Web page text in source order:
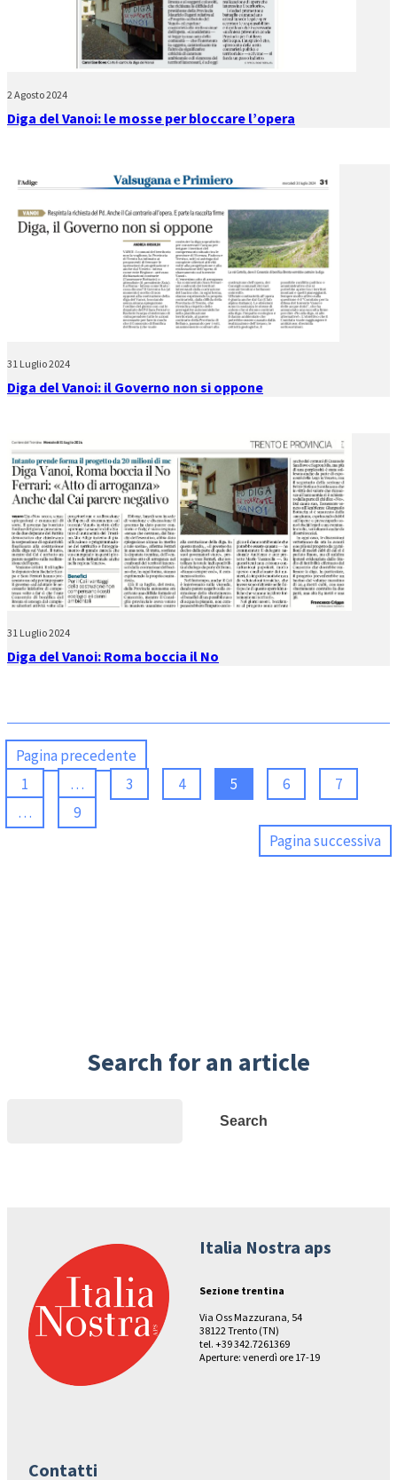
2 Agosto 2024
Diga del Vanoi: le mosse per bloccare l’opera
31 Luglio 2024
Diga del Vanoi: il Governo non si oppone
31 Luglio 2024
Diga del Vanoi: Roma boccia il No
Pagina precedente
1
… 3 4 5 6
7
…
9
Pagina successiva
Search for an article
Search
Italia Nostra aps
Sezione trentina
Via Oss Mazzurana, 54
38122 Trento (TN)
tel. +39 342.7261369
Aperture: venerdì ore 17-19
Contatti